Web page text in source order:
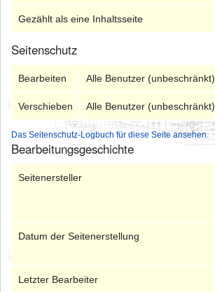
Gezählt als eine Inhaltsseite
Seitenschutz
Bearbeiten Alle Benutzer (unbeschränkt)
Verschieben Alle Benutzer (unbeschränkt)
Das Seitenschutz-Logbuch für diese Seite ansehen.
Bearbeitungsgeschichte
Seitenersteller
Datum der Seitenerstellung
Letzter Bearbeiter